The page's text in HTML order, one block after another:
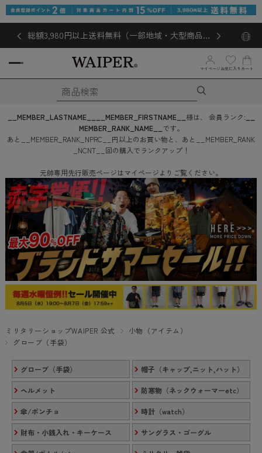
総額3,980円以上送料無料（一部地域・大型商品対
象外あり）
マイページ お気に入り カート
__MEMBER_LASTNAME__ __MEMBER_FIRSTNAME__ 様は、 会員ランク:
MEMBER_RANK_NAME__ です。
あと
__MEMBER_RANK_NPRC__ 円以上のお買い物と、あと
__MEMBER_RANK
_NCNT__ 回の購入でランクアップ！
元帥専用先行販売ページはマイページよりご覧ください。
ミリタリーショップWAIPER 公式
小物（アイテム）
グローブ（手袋）
グローブ（手袋） 帽子（キャップ,ニット,ハット）
ヘルメット 防寒物（ネックウォーマーetc）
傘/ポンチョ 時計（watch）
財布・小銭入れ・キーケース サングラス・ゴーグル